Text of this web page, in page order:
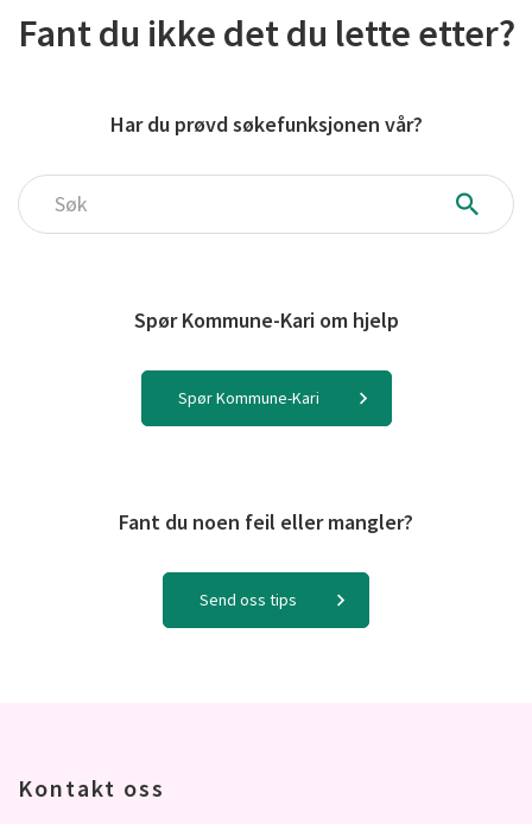
Fant du ikke det du lette etter?
Har du prøvd søkefunksjonen vår?
Søk
Spør Kommune-Kari om hjelp
Spør Kommune-Kari
Fant du noen feil eller mangler?
Send oss tips
Kontakt oss